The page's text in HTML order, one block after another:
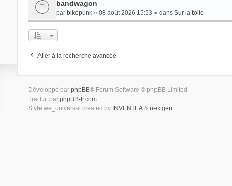
bandwagon
par bikepunk» 08 août 2026 15:53 » dans Sur la toile
Aller à la recherche avancée
Développé par phpBB® Forum Software © phpBB Limited
Traduit par phpBB-fr.com
Style we_universal created by INVENTEA& nextgen